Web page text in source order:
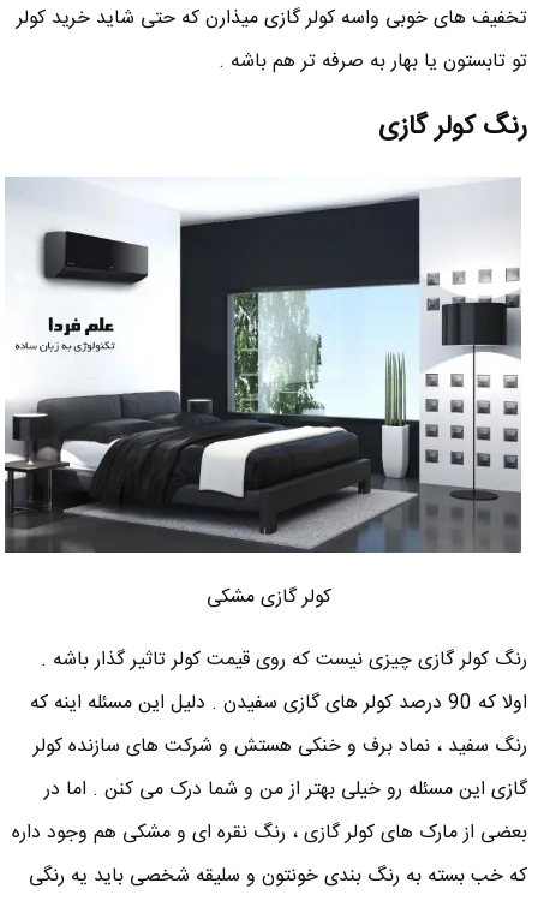
تخفیف های خوبی واسه کولر گازی میذارن که حتی شاید خرید کولر
تو تابستون یا بهار به صرفه تر هم باشه .
رنگ کولر گازی
کولر گازی مشکی
رنگ کولر گازی چیزی نیست که روی قیمت کولر تاثیر گذار باشه .
اولا که 90 درصد کولر های گازی سفیدن . دلیل این مسئله اینه که
رنگ سفید ، نماد برف و خنکی هستش و شرکت های سازنده کولر
گازی این مسئله رو خیلی بهتر از من و شما درک می کنن . اما در
بعضی از مارک های کولر گازی ، رنگ نقره ای و مشکی هم وجود داره
که خب بسته به رنگ بندی خونتون و سلیقه شخصی باید یه رنگی